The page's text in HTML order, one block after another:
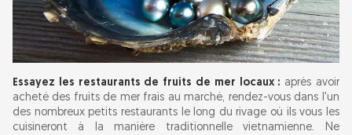
Essayez les restaurants de fruits de mer locaux : après avoir
acheté des fruits de mer frais au marché, rendez-vous dans l'un
des nombreux petits restaurants le long du rivage où ils vous les
cuisineront à la manière traditionnelle vietnamienne. Ne